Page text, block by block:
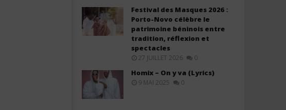
Festival des Masques 2026 :
Porto-Novo célèbre le
patrimoine béninois entre
tradition, réflexion et
spectacles
27 JUILLET 2026 0
Homix – On y va (Lyrics)
9 MAI 2025 0